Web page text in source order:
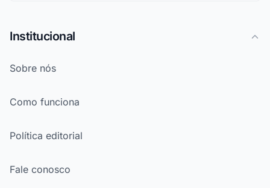
Institucional
Sobre nós
Como funciona
Política editorial
Fale conosco